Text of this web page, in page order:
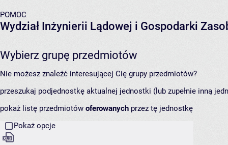
POMOC
Wydział Inżynierii Lądowej i Gospodarki
Wybierz grupę przedmiotów
Nie możesz znaleźć interesującej Cię grupy przedmiotów?
przeszukaj podjednostkę aktualnej jednostki (lub zupełnie inną
pokaż listę przedmiotów oferowanych przez tę jednostkę
Pokaż opcje